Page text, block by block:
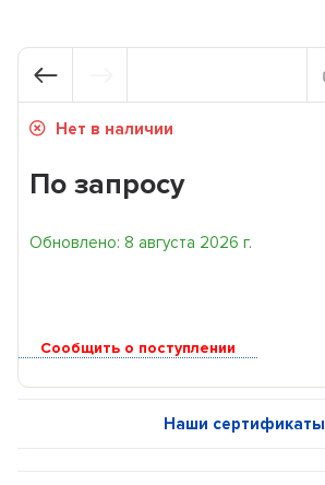
Нет в наличии
По запросу
Обновлено: 8 августа 2026 г.
Сообщить о поступлении
Наши сертификаты